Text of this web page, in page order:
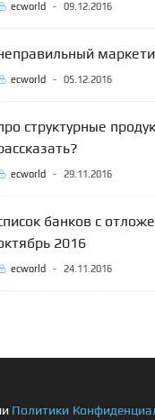
ecworld - 09.12.2016
ecworld - 05.12.2016
структурные
ecworld - 29.11.2016
банков с
2016
ecworld - 24.11.2016
Политики